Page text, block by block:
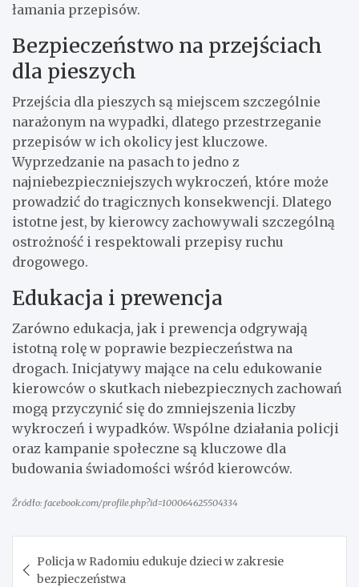
łamania przepisów.
Bezpieczeństwo na przejściach
dla pieszych
Przejścia dla pieszych są miejscem szczególnie
narażonym na wypadki, dlatego przestrzeganie
przepisów w ich okolicy jest kluczowe.
Wyprzedzanie na pasach to jedno z
najniebezpieczniejszych wykroczeń, które może
prowadzić do tragicznych konsekwencji. Dlatego
istotne jest, by kierowcy zachowywali szczególną
ostrożność i respektowali przepisy ruchu
drogowego.
Edukacja i prewencja
Zarówno edukacja, jak i prewencja odgrywają
istotną rolę w poprawie bezpieczeństwa na
drogach. Inicjatywy mające na celu edukowanie
kierowców o skutkach niebezpiecznych zachowań
mogą przyczynić się do zmniejszenia liczby
wykroczeń i wypadków. Wspólne działania policji
oraz kampanie społeczne są kluczowe dla
budowania świadomości wśród kierowców.
Źródło: facebook.com/profile.php?id=100064625504334
wpisu
Policja w Radomiu edukuje dzieci w zakresie
bezpieczeństwa